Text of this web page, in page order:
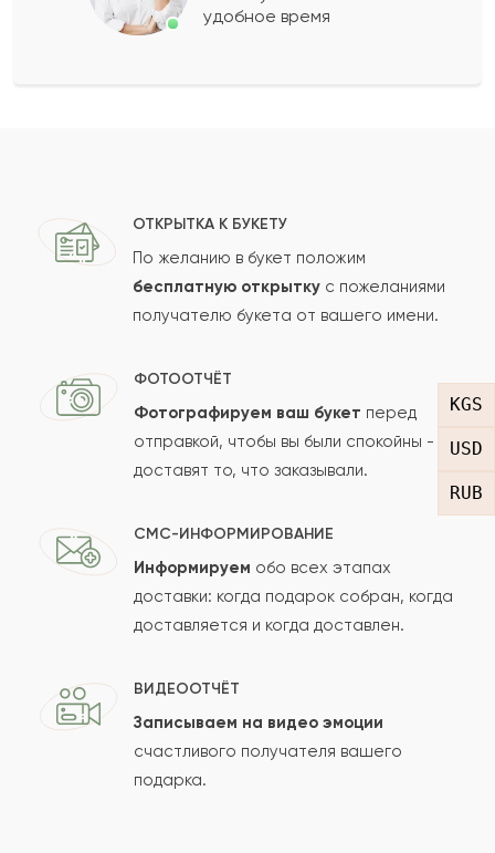
KGS
USD
RUB
Ваш e-mail
Отзыв
Сколько будет
Отзыв будет опубликован после проверки.
Проверяем на спам.
удобное время
ОТКРЫТКА К БУКЕТУ
По желанию в букет положим
бесплатную открытку с пожеланиями
получателю букета от вашего имени.
ФОТООТЧЁТ
Фотографируем ваш букет перед
отправкой, чтобы вы были спокойны -
доставят то, что заказывали.
СМС-ИНФОРМИРОВАНИЕ
Информируем обо всех этапах
доставки: когда подарок собран, когда
доставляется и когда доставлен.
ВИДЕООТЧЁТ
Записываем на видео эмоции
счастливого получателя вашего
подарка.